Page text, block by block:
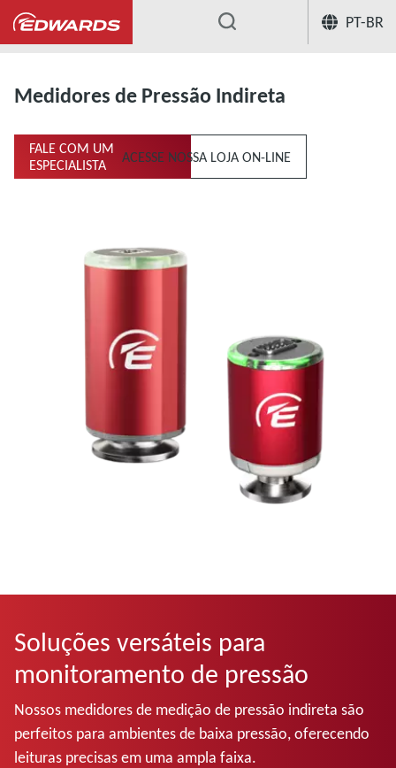
PT-BR
... Medição e controle Medidores
Medidores de Pressão Indireta
FALE COM UM
ESPECIALISTA
ACESSE NOSSA LOJA ON-LINE
Soluções versáteis para
monitoramento de pressão
Nossos medidores de medição de pressão indireta são
perfeitos para ambientes de baixa pressão, oferecendo
leituras precisas em uma ampla faixa.